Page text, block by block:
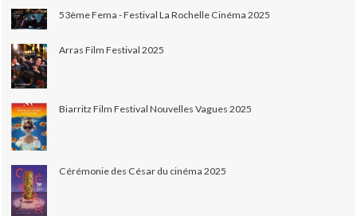
53ème Fema - Festival La Rochelle Cinéma 2025
Arras Film Festival 2025
Biarritz Film Festival Nouvelles Vagues 2025
Cérémonie des César du cinéma 2025